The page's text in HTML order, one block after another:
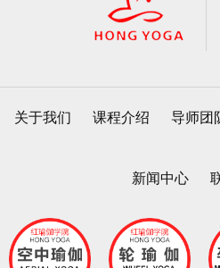
关于我们 课程介绍 导师团
新闻中心